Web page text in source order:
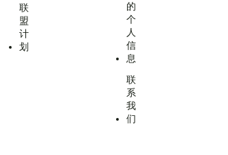
联
盟
计
划
的
个
人
信
息
联
系
我
们